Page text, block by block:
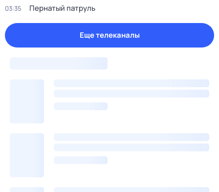
03:35 Пернатый патруль
Еще телеканалы